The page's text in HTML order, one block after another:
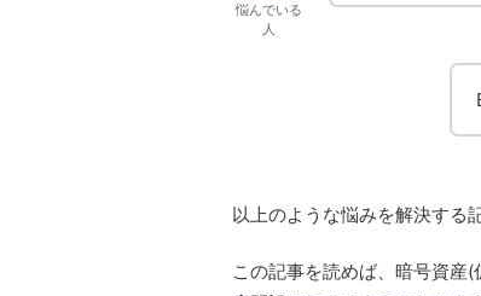
悩んでいる
人
以上のような悩みを解決する
この記事を読めば、暗号資産